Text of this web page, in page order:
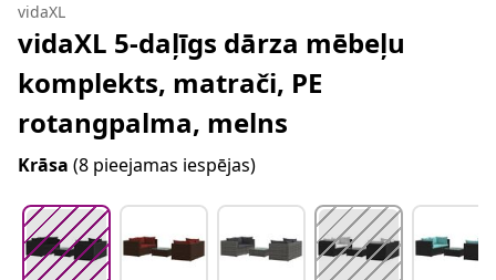
vidaXL
vidaXL 5-daļīgs dārza mēbeļu
komplekts, matrači, PE
rotangpalma, melns
Krāsa (8 pieejamas iespējas)